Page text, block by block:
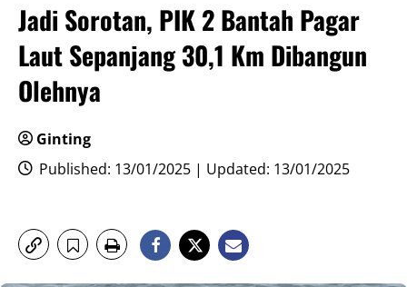
Jadi Sorotan, PIK 2 Bantah Pagar
Laut Sepanjang 30,1 Km Dibangun
Olehnya
Ginting
Published: 13/01/2025 | Updated: 13/01/2025